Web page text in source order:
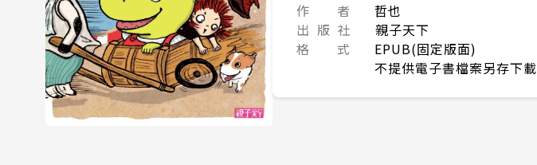
作 者
哲也
出 版 社
親子天下
格 式
EPUB(固定版面)
不提供電子書檔案另存下載